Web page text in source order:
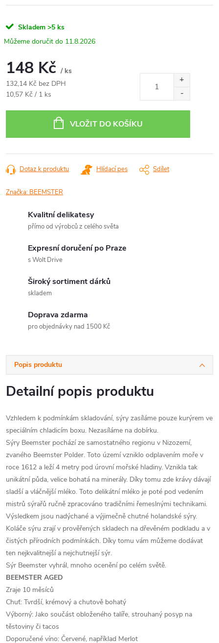
Skladem >5 ks
11.8.2026
148 Kč / ks
132,14 Kč bez DPH
Měrná
10,57 Kč / 1 ks
VLOŽIT DO KOŠÍKU
Dotaz k produktu Hlídací pes Sdílet
Značka: BEEMSTER
Kvalitní delikatesy
přímo od výrobců z celého světa
Expresní doručení po Praze
s Wolt Drive
Široký sortiment dárků
skladem
Doprava zdarma
pro objednávky nad 1500 Kč
Popis produktu
Detailní popis produktu
Vzhledem k podmínkám skladování, sýry zasíláme pouze kurýrem ve
speciálním chladicím boxu. Nezasíláme na dobírku.
Sýry Beemster pochází ze samostatného regionu v Nizozemí,
zvaného Beemster Polder. Toto území vzniklo odplavením moře v
roce 1612 a leží 4 metry pod úrovní mořské hladiny. Vznikla tak
unikátní půda, velice bohatá na minerály. Díky tomu zde krávy dávají
sladší a vláčnější mléko. Toto delikátní mléko je poté pod vedením
mistrů sýrařů ručně zpracováno tradičními řemeslnými technikami.
Výsledkem jsou nadýchané a výjimečně chutné holandské sýry.
Koláče sýru zrají v prověřených skladech na dřevěném podkladu a v
čistých přírodních podmínkách. Díky tomu vám můžeme dodávat
ten nejkvalitnejší a nejchutnejší sýr.
Sýr Beemster vyhrál, mnoho ocenění po celém světě.
BEEMSTER AGED
Zraje 10 měsíců
Chuť: Tvrdší, krémový a chutově bohatý
Výborný: Jako součást obloženého talíře, strouhaný posyp na
těstoviny či tacos
Doporučené víno: Červené, například Merlot